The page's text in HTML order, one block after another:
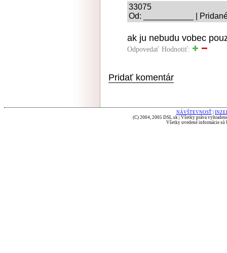
33075
Od: ___________ |
ak ju nebudu vobec
Odpovedať Hodnotiť:
Pridať komentár
NÁVŠTEVNOSŤ
(C) 2004, 2005 DSL.sk | Všetky práva
Všetky uvedené informácie sú